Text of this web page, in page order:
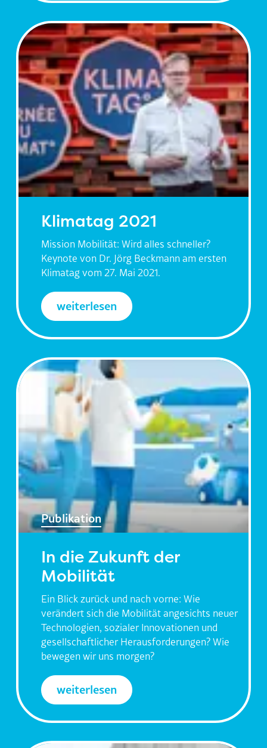
Klimatag 2021
Mission Mobilität: Wird alles schneller?
Keynote von Dr. Jörg Beckmann am ersten
Klimatag vom 27. Mai 2021.
weiterlesen
Publikation
In die Zukunft der
Mobilität
Ein Blick zurück und nach vorne: Wie
verändert sich die Mobilität angesichts neuer
Technologien, sozialer Innovationen und
gesellschaftlicher Herausforderungen? Wie
bewegen wir uns morgen?
weiterlesen